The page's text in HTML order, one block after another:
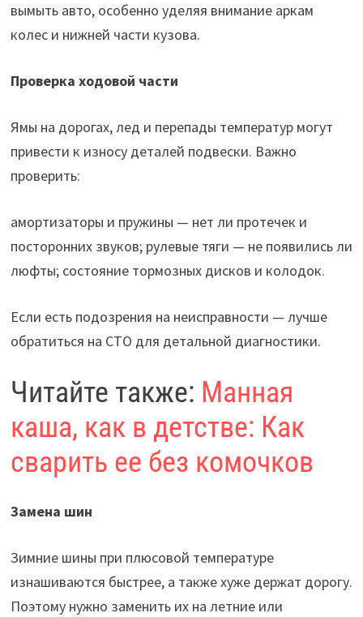
вымыть авто, особенно уделяя внимание аркам
колес и нижней части кузова.
Проверка ходовой части
Ямы на дорогах, лед и перепады температур могут
привести к износу деталей подвески. Важно
проверить:
амортизаторы и пружины — нет ли протечек и
посторонних звуков; рулевые тяги — не появились ли
люфты; состояние тормозных дисков и колодок.
Если есть подозрения на неисправности — лучше
обратиться на СТО для детальной диагностики.
Читайте также: Манная
каша, как в детстве: Как
сварить ее без комочков
Замена шин
Зимние шины при плюсовой температуре
изнашиваются быстрее, а также хуже держат дорогу.
Поэтому нужно заменить их на летние или